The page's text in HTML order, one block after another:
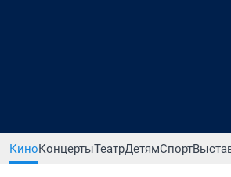
КиноКонцертыТеатрДетямСпорт